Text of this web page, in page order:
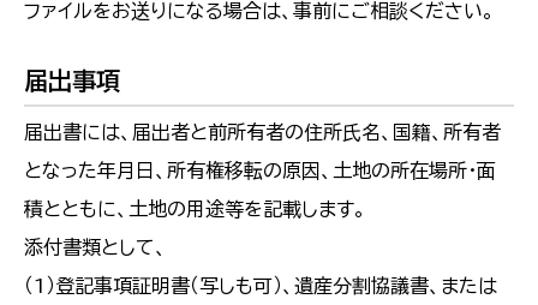
ファイルをお送りになる場合は、事前にご相談ください。
届出事項
届出書には、届出者と前所有者の住所氏名、国籍、所有者
となった年月日、所有権移転の原因、土地の所在場所・面
積とともに、土地の用途等を記載します。
添付書類として、
（1）登記事項証明書（写しも可）、遺産分割協議書、または